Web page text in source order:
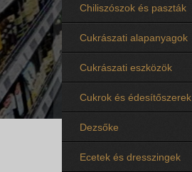
Chiliszószok és paszták
Cukrászati alapanyagok
Cukrászati eszközök
Cukrok és édesítőszerek
Dezsőke
Ecetek és dresszingek